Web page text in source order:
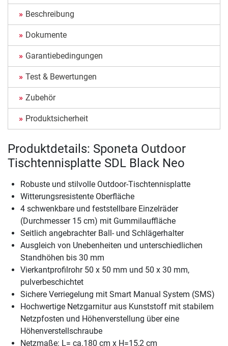
Beschreibung
Dokumente
Garantiebedingungen
Test & Bewertungen
Zubehör
Produktsicherheit
Produktdetails: Sponeta Outdoor
Tischtennisplatte SDL Black Neo
Robuste und stilvolle Outdoor-Tischtennisplatte
Witterungsresistente Oberfläche
4 schwenkbare und feststellbare Einzelräder
(Durchmesser 15 cm) mit Gummilauffläche
Seitlich angebrachter Ball- und Schlägerhalter
Ausgleich von Unebenheiten und unterschiedlichen
Standhöhen bis 30 mm
Vierkantprofilrohr 50 x 50 mm und 50 x 30 mm,
pulverbeschichtet
Sichere Verriegelung mit Smart Manual System (SMS)
Hochwertige Netzgarnitur aus Kunststoff mit stabilem
Netzpfosten und Höhenverstellung über eine
Höhenverstellschraube
Netzmaße: L= ca.180 cm x H=15,2 cm